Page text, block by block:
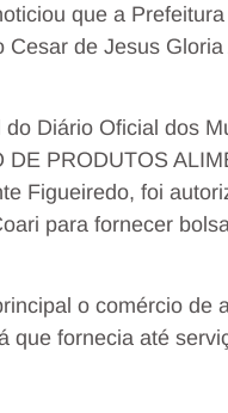
que a
de Jesus
Diário Oficial dos
PRODUTOS
Figueiredo, foi
para fornecer
o comércio de
que fornecia até